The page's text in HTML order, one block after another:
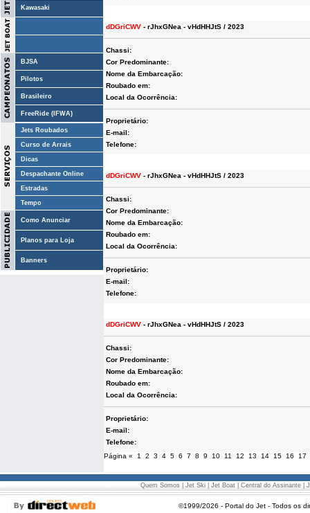
Kawasaki
BJSA
Pilotos
Brasileiro
FreeRide (IFWA)
Jets Roubados
Curso de Arrais
Dicas
Despachante Online
Estradas
Tempo
Como Anunciar
Planos para Loja
Banners
dDGriCWV - rJhxGNea - vHdHHJtS / 2023
Chassi:
Cor Predominante:
Nome da Embarcação:
Roubado em:
Local da Ocorrência:
Proprietário:
E-mail:
Telefone:
dDGriCWV - rJhxGNea - vHdHHJtS / 2023
Chassi:
Cor Predominante:
Nome da Embarcação:
Roubado em:
Local da Ocorrência:
Proprietário:
E-mail:
Telefone:
dDGriCWV - rJhxGNea - vHdHHJtS / 2023
Chassi:
Cor Predominante:
Nome da Embarcação:
Roubado em:
Local da Ocorrência:
Proprietário:
E-mail:
Telefone:
Página « 1 2 3 4 5 6 7 8 9 10 11 12 13 14 15 16 17
Quem Somos Jet Ski Jet Boat Central do Assinante
©1999/2026 - Portal do Jet - Todos os